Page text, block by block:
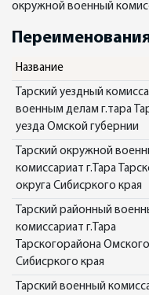
окружной военный
Название
Тарский уездный
военным делам г.тара
уезда Омской губернии
Тарский окружной
комиссариат г.Тара
округа Сибисркого края
Тарский районный
комиссариат г.Тара
Тарскогорайона
Сибисркого края
Тарский военный